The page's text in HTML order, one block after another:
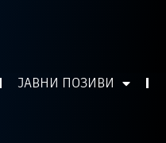
ЈАВНИ ПОЗИВИ